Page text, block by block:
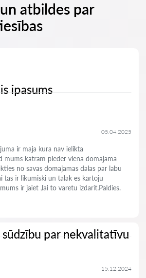
atbildes par
ipasums
05.04.2025
ir maja kura nav ielikta
mums katram pieder viena domajama
no savas domajamas dalas par labu
tas ir likumiski un talak es kartoju
ir jaiet ,lai to varetu izdarit.Paldies.
par nekvalitatīvu
15.12.2024